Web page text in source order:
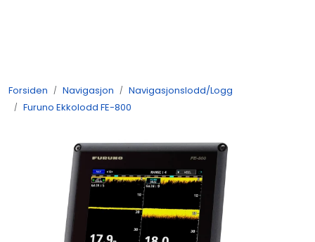
Forsiden Navigasjon
Navigasjonslodd/Logg
Furuno Ekkolodd FE-800
Kommunikasjon
Digitale tjenester